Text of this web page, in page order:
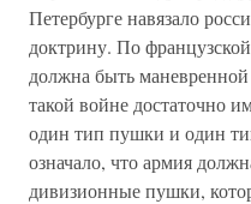
Петербурге навязало
доктрину. По
должна быть
такой войне достаточно
один тип пушки и один
означало, что армия
дивизионные пушки,